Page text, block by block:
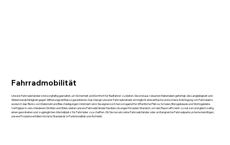
Fahrradmobilität
Unsere Fahrradständer sind sorgfältig gestaltet, um Sicherheit und Komfort für Radfahrer zu bieten. Sie sind aus robusten Materialien gefertigt, die Langlebigkeit und
Widerstandsfähigkeit gegen Witterungseinflüsse garantieren. Das Design unserer Fahrradständer ermöglicht eine einfache und sichere Anbringung von Fahrrädern,
wodurch das Risiko von Diebstahl und Beschädigungen minimiert wird. Sie eignen sich hervorragend für öffentliche Plätze, Schulen, Bürogebäude und Wohngebiete.
Verfügbar in verschiedenen Größen und Stilen, bieten unsere Fahrradständer flexible Lösungen für jeden Standort, um den Raum effizient zu nutzen und gleichzeitig
einen geordneten und zugänglichen Abstellplatz für Fahrräder zu schaffen. Ob Sie nun einzelne Fahrradständer oder umfangreiche Fahrradparksysteme benötigen,
unsere Produkte erfüllen höchste Standards in Funktionalität und Ästhetik.